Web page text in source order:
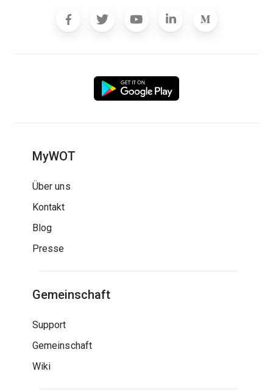
MyWOT
Über uns
Kontakt
Blog
Presse
Gemeinschaft
Support
Gemeinschaft
Wiki